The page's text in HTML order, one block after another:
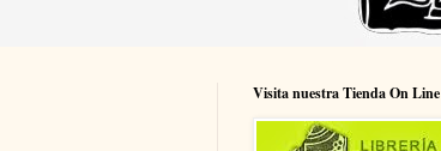
Visita nuestra Tienda On Line